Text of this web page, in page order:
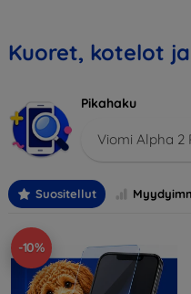
Kuoret, kotelot
Pikahaku
Viomi Alpha 2
Suositellut
-10%